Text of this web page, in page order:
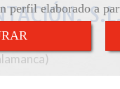
perfil elaborado a